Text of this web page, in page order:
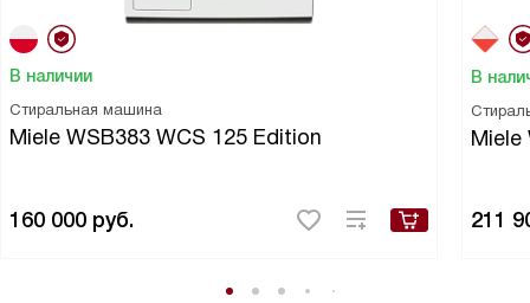
В наличии
Стиральная машина
Miele WSB383 WCS 125 Edition
160 000 руб.
В
Miele
211